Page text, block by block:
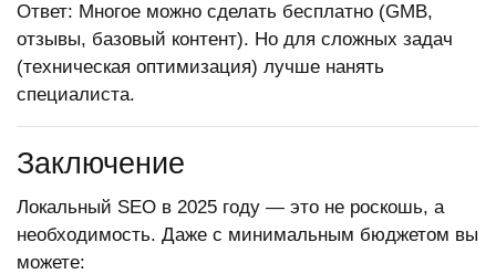
Ответ: Многое можно сделать бесплатно (GMB,
отзывы, базовый контент). Но для сложных задач
(техническая оптимизация) лучше нанять
специалиста.
Заключение
Локальный SEO в 2025 году — это не роскошь, а
необходимость. Даже с минимальным бюджетом вы
можете: